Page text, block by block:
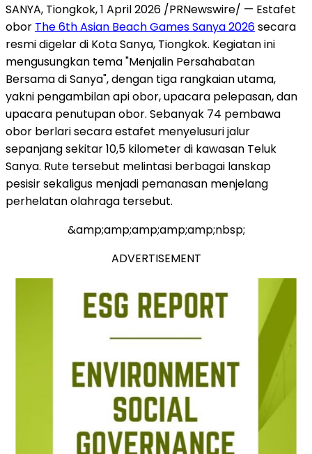
SANYA, Tiongkok, 1 April 2026 /PRNewswire/ — Estafet
obor The 6th Asian Beach Games Sanya 2026secara
resmi digelar di Kota Sanya, Tiongkok. Kegiatan ini
mengusungkan tema "Menjalin Persahabatan
Bersama di Sanya", dengan tiga rangkaian utama,
yakni pengambilan api obor, upacara pelepasan, dan
upacara penutupan obor. Sebanyak 74 pembawa
obor berlari secara estafet menyelusuri jalur
sepanjang sekitar 10,5 kilometer di kawasan Teluk
Sanya. Rute tersebut melintasi berbagai lanskap
pesisir sekaligus menjadi pemanasan menjelang
perhelatan olahraga tersebut.
&amp;amp;amp;amp;amp;nbsp;
ADVERTISEMENT